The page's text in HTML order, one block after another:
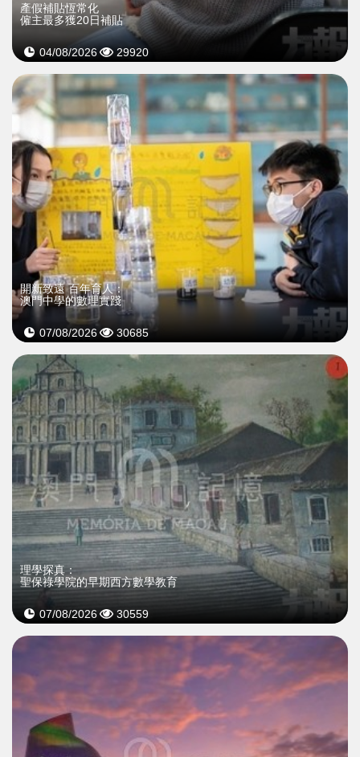
產假補貼恆常化
僱主最多獲20日補貼
04/08/2026 29920
開新致遠 百年育人：
澳門中學的數理實踐
07/08/2026 30685
理學探真：
聖保祿學院的早期西方數學教育
07/08/2026 30559